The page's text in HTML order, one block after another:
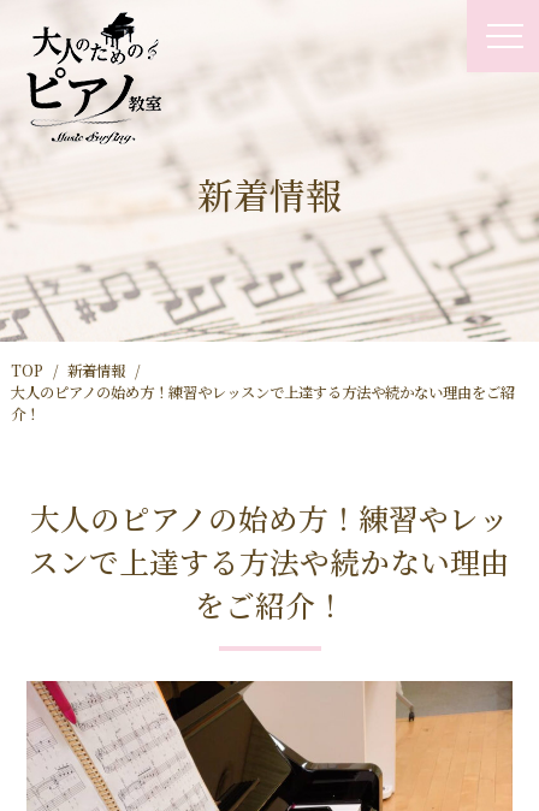
新着情報
TOP
新着情報
大人のピアノの始め方！練習やレッスンで上達する方法や続かない理由をご紹
介！
大人のピアノの始め方！練習やレッ
スンで上達する方法や続かない理由
をご紹介！